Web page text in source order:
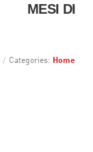
MESI DI
/ Categories: Home